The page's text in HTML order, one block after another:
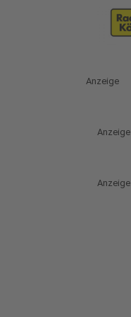
Anzeige
Anzeige
Anzeige